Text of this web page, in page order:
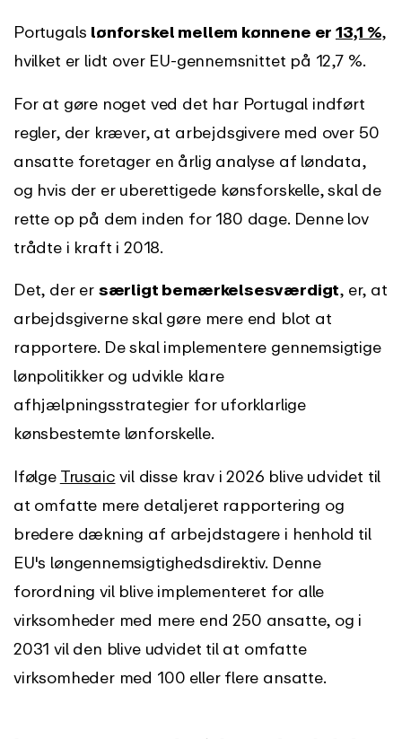
Portugals lønforskel mellem kønnene er 13,1 %,
hvilket er lidt over EU-gennemsnittet på 12,7 %.
For at gøre noget ved det har Portugal indført
regler, der kræver, at arbejdsgivere med over 50
ansatte foretager en årlig analyse af løndata,
og hvis der er uberettigede kønsforskelle, skal de
rette op på dem inden for 180 dage. Denne lov
trådte i kraft i 2018.
Det, der er særligt bemærkelsesværdigt, er, at
arbejdsgiverne skal gøre mere end blot at
rapportere. De skal implementere gennemsigtige
lønpolitikker og udvikle klare
afhjælpningsstrategier for uforklarlige
kønsbestemte lønforskelle.
Ifølge Trusaic vil disse krav i 2026 blive udvidet til
at omfatte mere detaljeret rapportering og
bredere dækning af arbejdstagere i henhold til
EU's løngennemsigtighedsdirektiv. Denne
forordning vil blive implementeret for alle
virksomheder med mere end 250 ansatte, og i
2031 vil den blive udvidet til at omfatte
virksomheder med 100 eller flere ansatte.